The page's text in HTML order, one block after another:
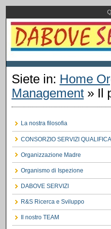
Siete in: Home
Management» Il
La nostra filosofia
CONSORZIO SERVIZI
Organizzazione Madre
Organismo di Ispezione
DABOVE SERVIZI
R&S Ricerca e Sviluppo
Il nostro TEAM